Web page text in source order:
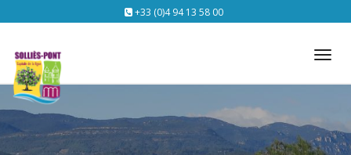
+33 (0)4 94 13 58 00